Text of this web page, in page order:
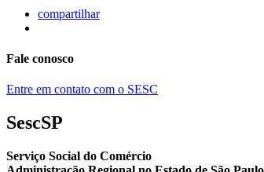
compartilhar
Fale conosco
Entre em contato com o SESC
SescSP
Serviço Social do Comércio